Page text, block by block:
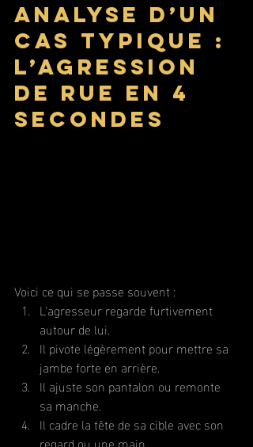
Analyse d’un
cas typique :
l’agression
de rue en 4
secondes
Voici ce qui se passe souvent :
L’agresseur regarde furtivement
autour de lui.
Il pivote légèrement pour mettre sa
jambe forte en arrière.
Il ajuste son pantalon ou remonte
sa manche.
Il cadre la tête de sa cible avec son